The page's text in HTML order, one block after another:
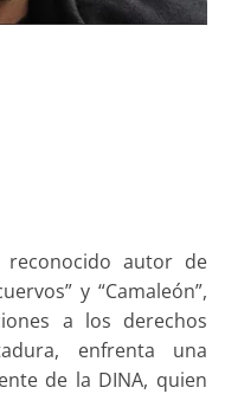
reconocido autor de
y “Camaleón”,
a los derechos
enfrenta una
de la DINA, quien